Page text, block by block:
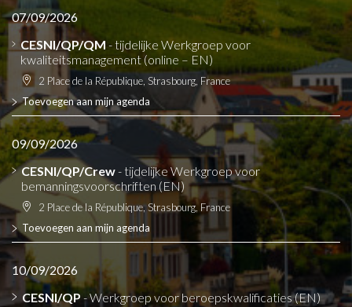
07/09/2026
CESNI/QP/QM - tijdelijke Werkgroep voor
kwaliteitsmanagement (online – EN)
2 Place de la République, Strasbourg, France
Toevoegen aan mijn agenda
09/09/2026
CESNI/QP/Crew- tijdelijke Werkgroep voor
bemanningsvoorschriften (EN)
2 Place de la République, Strasbourg, France
Toevoegen aan mijn agenda
10/09/2026
CESNI/QP- Werkgroep voor beroepskwalificaties (EN)